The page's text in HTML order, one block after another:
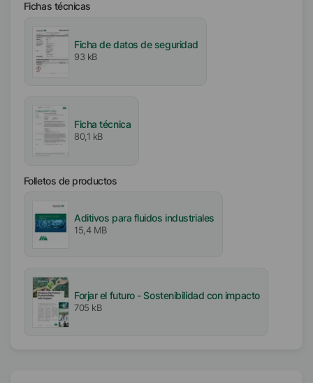
Kosher
Disponibilidad
EMEA
América
Fichas técnicas
Ficha de datos de seguridad
93 kB
Ficha técnica
80,1 kB
Folletos de productos
Aditivos para fluidos industriales
15,4 MB
Forjar el futuro - Sostenibilidad con impacto
705 kB